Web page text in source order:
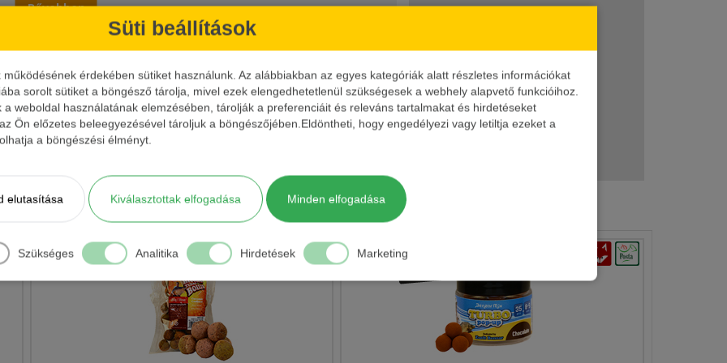
Süti beállítások
érdekében sütiket használunk. Az alábbiakban az egyes kategóriák alatt részletes információkat
sorolt sütiket a böngésző tárolja, mivel ezek elengedhetetlenül szükségesek a webhely alapvető funkcióihoz.
weboldal használatának elemzésében, tárolják a preferenciáit és releváns tartalmakat és hirdetéseket
Ön előzetes beleegyezésével tároljuk a böngészőjében.Eldöntheti, hogy engedélyezi vagy letiltja ezeket a
a böngészési élményt.
elutasítása Kiválasztottak elfogadása Minden elfogadása
Szükséges Analitika Hirdetések Marketing
ez a csalicsalád, amely rendkívül különleges, teljesen egyedülálló
melyek ezek? Nézzük sorban!
garantált a tökéletes csalifelkínálás, amely során a horog a
csalinak hála.
Bővebben
Kosárba 33333.33 Ft/L Coated Wafters Kókusz 8 mm Fehér Kókusz 30 ml
KAPCSOLÓDÓ VIDEÓ